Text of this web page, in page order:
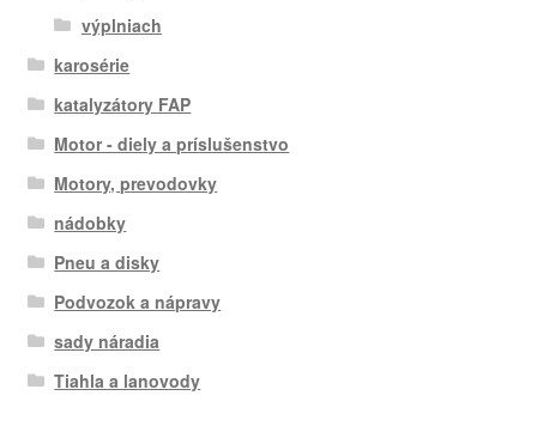
výplniach
karosérie
katalyzátory FAP
Motor - diely a príslušenstvo
Motory, prevodovky
nádobky
Pneu a disky
Podvozok a nápravy
sady náradia
Tiahla a lanovody